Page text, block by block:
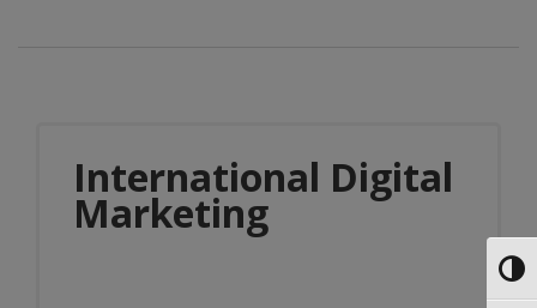
International Digital
Marketing